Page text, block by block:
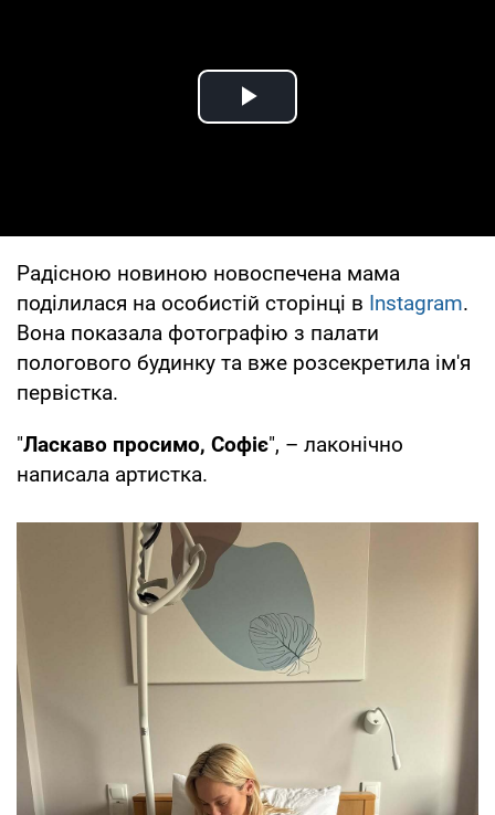
Play Video
Радісною новиною новоспечена мама
поділилася на особистій сторінці в Instagram.
Вона показала фотографію з палати
пологового будинку та вже розсекретила ім'я
первістка.
"Ласкаво просимо, Софіє", – лаконічно
написала артистка.